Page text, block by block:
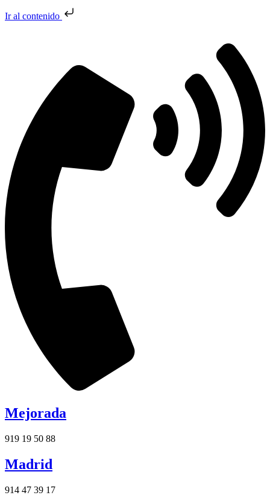
Ir al contenido
Mejorada
919 19 50 88
Madrid
914 47 39 17